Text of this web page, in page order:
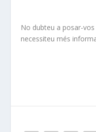
No dubteu a posar-
necessiteu més